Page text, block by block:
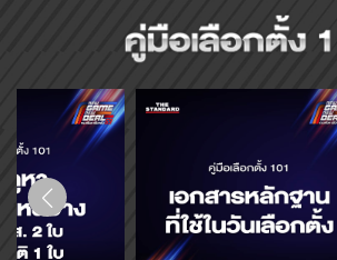
คู่มือเลือกตั้ง 101
เลือกตั้ง 8 ก.พ. 69 กา สส. 2 ใบ ประชามติ 1 ใบ
เอกสารหลักฐานที่ใช้ในวันเลือ